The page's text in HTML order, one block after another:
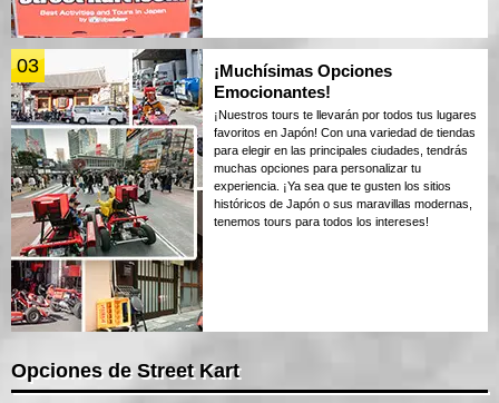
03
¡Muchísimas Opciones
Emocionantes!
¡Nuestros tours te llevarán por todos tus lugares
favoritos en Japón! Con una variedad de tiendas
para elegir en las principales ciudades, tendrás
muchas opciones para personalizar tu
experiencia. ¡Ya sea que te gusten los sitios
históricos de Japón o sus maravillas modernas,
tenemos tours para todos los intereses!
Opciones de Street Kart